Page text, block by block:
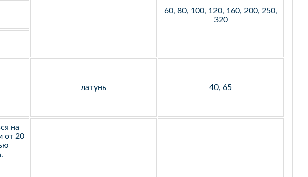
60, 80, 100, 120, 160, 200, 250,
320
латунь 40, 65
на
от 20